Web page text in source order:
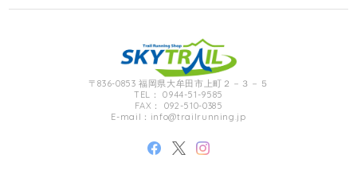
〒836-0853 福岡県大牟田市上町２－３－５
TEL： 0944-51-9585
FAX： 092-510-0385
E-mail： info@trailrunning.jp